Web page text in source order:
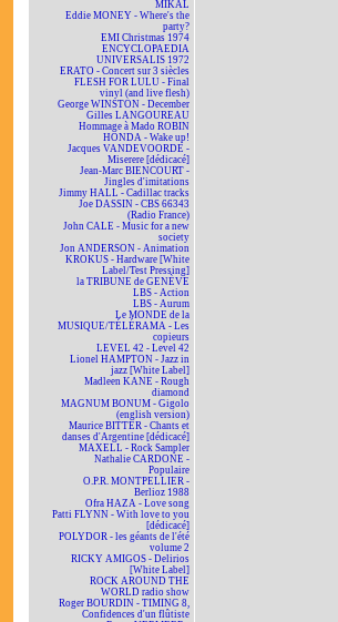
MIKAL
Eddie MONEY - Where's the
party?
EMI Christmas 1974
ENCYCLOPAEDIA
UNIVERSALIS 1972
ERATO - Concert sur 3 siècles
FLESH FOR LULU - Final
vinyl (and live flesh)
George WINSTON - December
Gilles LANGOUREAU
Hommage à Mado ROBIN
HONDA - Wake up!
Jacques VANDEVOORDE -
Miserere [dédicacé]
Jean-Marc BIENCOURT -
Jingles d'imitations
Jimmy HALL - Cadillac tracks
Joe DASSIN - CBS 66343
(Radio France)
John CALE - Music for a new
society
Jon ANDERSON - Animation
KROKUS - Hardware [White
Label/Test Pressing]
la TRIBUNE de GENÈVE
LBS - Action
LBS - Aurum
Le MONDE de la
MUSIQUE/TÉLÉRAMA - Les
copieurs
LEVEL 42 - Level 42
Lionel HAMPTON - Jazz in
jazz [White Label]
Madleen KANE - Rough
diamond
MAGNUM BONUM - Gigolo
(english version)
Maurice BITTER - Chants et
danses d'Argentine [dédicacé]
MAXELL - Rock Sampler
Nathalie CARDONE -
Populaire
O.P.R. MONTPELLIER -
Berlioz 1988
Ofra HAZA - Love song
Patti FLYNN - With love to you
[dédicacé]
POLYDOR - les géants de l'été
volume 2
RICKY AMIGOS - Delirios
[White Label]
ROCK AROUND THE
WORLD radio show
Roger BOURDIN - TIMING 8,
Confidences d'un flûtiste